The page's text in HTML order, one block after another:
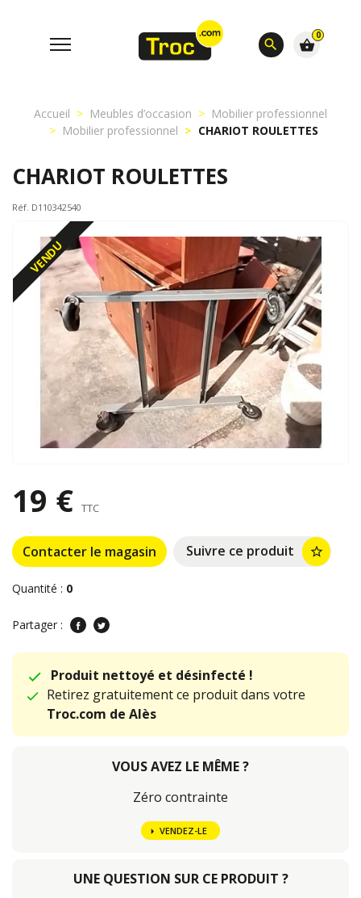
search
0
shopping_basket
Accueil Meubles d’occasion
Mobilier professionnel
Mobilier professionnel
CHARIOT ROULETTES
CHARIOT ROULETTES
Réf. D110342540
VENDU
19 € TTC
Contacter le magasin Suivre ce produit star_border
Quantité : 0
Partager :
Produit nettoyé et désinfecté !
Retirez gratuitement ce produit dans votre
Troc.com de Alès
VOUS AVEZ LE MÊME ?
Zéro contrainte
VENDEZ-LE
UNE QUESTION SUR CE PRODUIT ?